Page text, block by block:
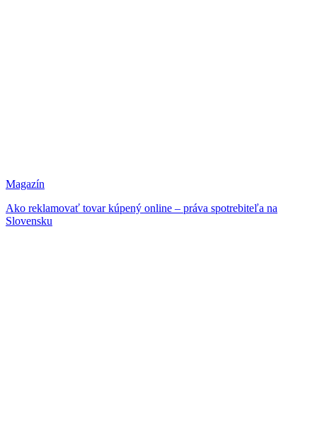
Magazín
Ako reklamovať tovar kúpený online – práva spotrebiteľa na
Slovensku